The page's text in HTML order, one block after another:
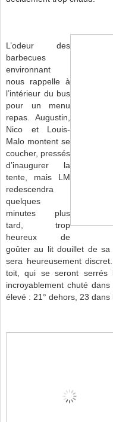
L’odeur des
barbecues
environnant
nous rappelle à
l’intérieur du bus
pour un menu
repas. Augustin,
Nico et Louis-
Malo montent se
coucher, pressés
d’inaugurer la
tente, mais LM
redescendra
quelques
minutes plus
tard, trop
heureux de
goûter au lit douillet de sa
sera heureusement
toit, qui se seront serrés
incroyablement chuté
élevé : 21° dehors, 23 dans